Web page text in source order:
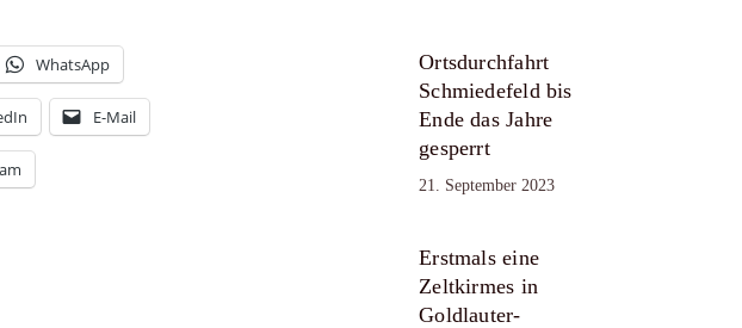
WhatsApp
E-Mail
Ortsdurchfahrt
Schmiedefeld bis
Ende das Jahre
gesperrt
21. September 2023
Erstmals eine
Zeltkirmes in
Goldlauter-